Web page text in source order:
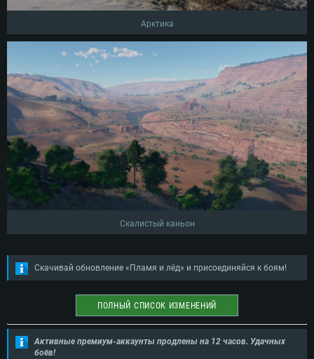
Арктика
Скалистый каньон
Скачивай обновление «Пламя и лёд» и присоединяйся к боям!
ПОЛНЫЙ СПИСОК ИЗМЕНЕНИЙ
Активные премиум-аккаунты продлены на 12 часов. Удачных
боёв!